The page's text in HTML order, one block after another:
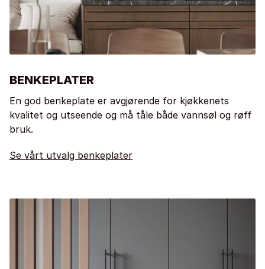
BENKEPLATER
En god benkeplate er avgjørende for kjøkkenets
kvalitet og utseende og må tåle både vannsøl og røff
bruk.
Se vårt utvalg benkeplater